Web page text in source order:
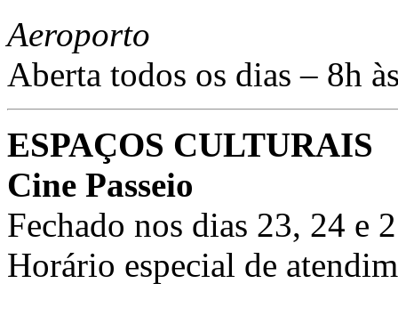
Aeroporto
Aberta todos os dias – 8h
ESPAÇOS CULTURAIS
Cine Passeio
Fechado nos dias 23, 24 e
Horário especial de